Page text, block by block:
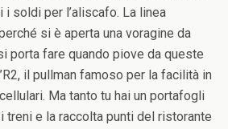
i soldi per l’aliscafo. La linea
si è aperta una voragine da
porta fare quando piove da queste
il pullman famoso per la facilità in
Ma tanto tu hai un portafogli
treni e la raccolta punti del ristorante